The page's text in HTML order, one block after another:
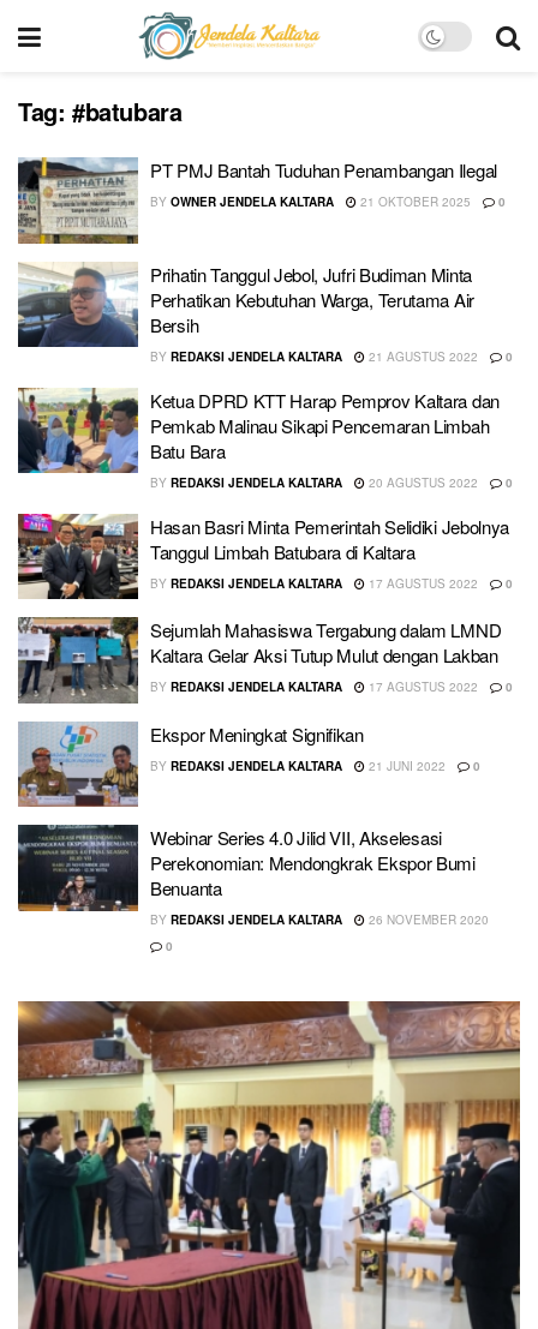
Tag: #batubara
PT PMJ Bantah Tuduhan Penambangan Ilegal
BY OWNER JENDELA KALTARA 21 OKTOBER 2025 0
Prihatin Tanggul Jebol, Jufri Budiman Minta
Perhatikan Kebutuhan Warga, Terutama Air
Bersih
BY REDAKSI JENDELA KALTARA 21 AGUSTUS 2022 0
Ketua DPRD KTT Harap Pemprov Kaltara dan
Pemkab Malinau Sikapi Pencemaran Limbah
Batu Bara
BY REDAKSI JENDELA KALTARA 20 AGUSTUS 2022 0
Hasan Basri Minta Pemerintah Selidiki Jebolnya
Tanggul Limbah Batubara di Kaltara
BY REDAKSI JENDELA KALTARA 17 AGUSTUS 2022 0
Sejumlah Mahasiswa Tergabung dalam LMND
Kaltara Gelar Aksi Tutup Mulut dengan Lakban
BY REDAKSI JENDELA KALTARA 17 AGUSTUS 2022 0
Ekspor Meningkat Signifikan
BY REDAKSI JENDELA KALTARA 21 JUNI 2022 0
Webinar Series 4.0 Jilid VII, Akselesasi
Perekonomian: Mendongkrak Ekspor Bumi
Benuanta
BY REDAKSI JENDELA KALTARA
26 NOVEMBER 2020
0